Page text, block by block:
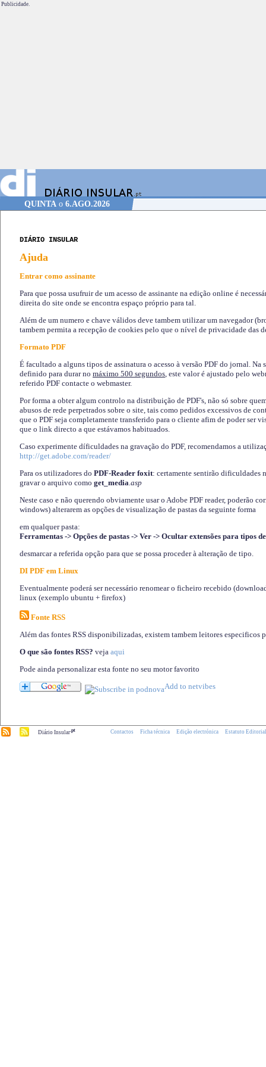
Publicidade.
QUINTAo 6.AGO.2026
DIÁRIO INSULAR
Ajuda
Entrar como assinante
Para que possa usufruir de um acesso de assinante na edição online é
direita do site onde se encontra espaço próprio para tal.
Além de um numero e chave válidos deve tambem utilizar um navegador
tambem permita a recepção de cookies pelo que o nível de privacidade das
Formato PDF
É facultado a alguns tipos de assinatura o acesso à versão PDF do jornal. Na
definido para durar no máximo 500 segundos, este valor é ajustado pelo
referido PDF contacte o webmaster.
Por forma a obter algum controlo na distribuição de PDF's, não só sobre
abusos de rede perpetrados sobre o site, tais como pedidos excessivos de
que o PDF seja completamente transferido para o cliente afim de poder ser
que o link directo a que estávamos habituados.
Caso experimente díficuldades na gravação do PDF, recomendamos a
http://get.adobe.com/reader/
Para os utilizadores do PDF-Reader foxit: certamente sentirão dificuldades
gravar o arquivo como get_media.asp
Neste caso e não querendo obviamente usar o Adobe PDF reader, poderão
windows) alterarem as opções de visualização de pastas da seguinte forma
em qualquer pasta:
Ferramentas -> Opções de pastas -> Ver -> Ocultar extensões para tipos
desmarcar a referida opção para que se possa proceder à alteração de tipo.
DI PDF em Linux
Eventualmente poderá ser necessário renomear o ficheiro recebido
linux (exemplo ubuntu + firefox)
Fonte RSS
Além das fontes RSS disponibilizadas, existem tambem leitores especificos
O que são fontes RSS? veja aqui
Pode ainda personalizar esta fonte no seu motor favorito
Diário Insular.pt Contactos Ficha técnica Edição electrónica Estatuto Editorial